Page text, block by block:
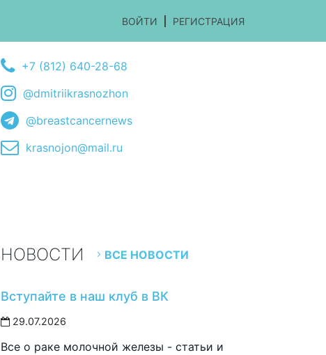
ВОЙТИ РЕГИСТРАЦИЯ
+7 (812) 640-28-68
@dmitriikrasnozhon
@breastcancernews
krasnojon@mail.ru
НОВОСТИ ВСЕ НОВОСТИ
Вступайте в наш клуб в ВК
29.07.2026
Все о раке молочной железы - статьи и